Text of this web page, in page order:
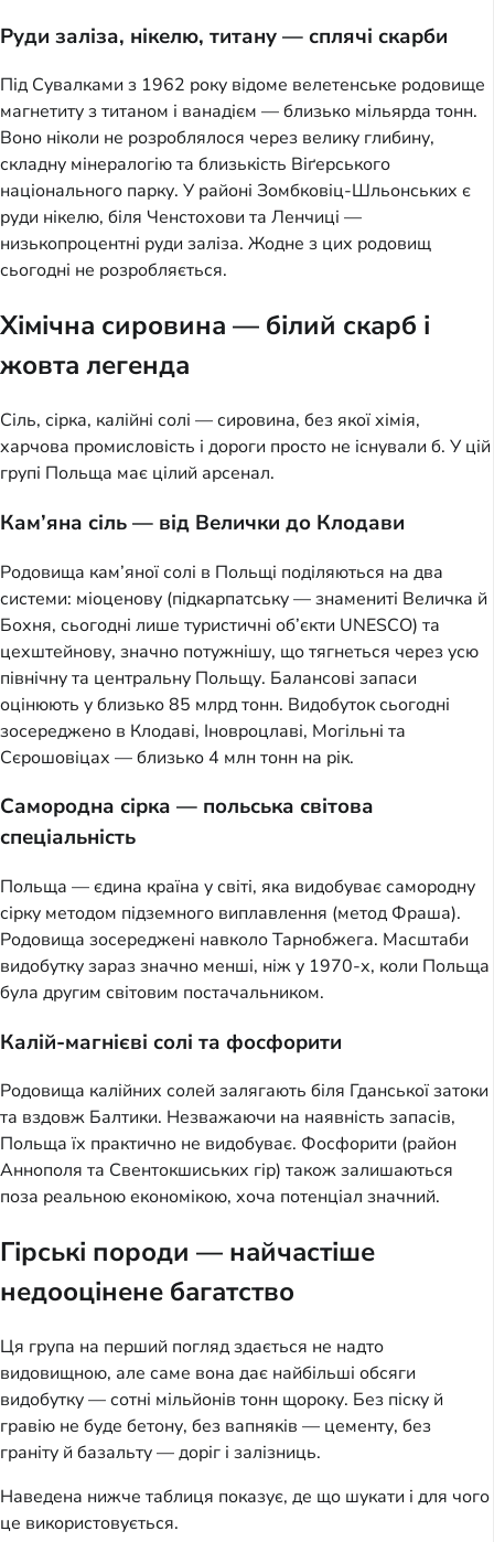
Руди заліза, нікелю, титану — сплячі скарби
Під Сувалками з 1962 року відоме велетенське родовище
магнетиту з титаном і ванадієм — близько мільярда тонн.
Воно ніколи не розроблялося через велику глибину,
складну мінералогію та близькість Віґерського
національного парку. У районі Зомбковіц-Шльонських є
руди нікелю, біля Ченстохови та Ленчиці —
низькопроцентні руди заліза. Жодне з цих родовищ
сьогодні не розробляється.
Хімічна сировина — білий скарб і
жовта легенда
Сіль, сірка, калійні солі — сировина, без якої хімія,
харчова промисловість і дороги просто не існували б. У цій
групі Польща має цілий арсенал.
Кам’яна сіль — від Велички до Клодави
Родовища кам’яної солі в Польщі поділяються на два
системи: міоценову (підкарпатську — знамениті Величка й
Бохня, сьогодні лише туристичні об’єкти UNESCO) та
цехштейнову, значно потужнішу, що тягнеться через усю
північну та центральну Польщу. Балансові запаси
оцінюють у близько 85 млрд тонн. Видобуток сьогодні
зосереджено в Клодаві, Іновроцлаві, Могільні та
Сєрошовіцах — близько 4 млн тонн на рік.
Самородна сірка — польська світова
спеціальність
Польща — єдина країна у світі, яка видобуває самородну
сірку методом підземного виплавлення (метод Фраша).
Родовища зосереджені навколо Тарнобжега. Масштаби
видобутку зараз значно менші, ніж у 1970-х, коли Польща
була другим світовим постачальником.
Калій-магнієві солі та фосфорити
Родовища калійних солей залягають біля Гданської затоки
та вздовж Балтики. Незважаючи на наявність запасів,
Польща їх практично не видобуває. Фосфорити (район
Аннополя та Свентокшиських гір) також залишаються
поза реальною економікою, хоча потенціал значний.
Гірські породи — найчастіше
недооцінене багатство
Ця група на перший погляд здається не надто
видовищною, але саме вона дає найбільші обсяги
видобутку — сотні мільйонів тонн щороку. Без піску й
гравію не буде бетону, без вапняків — цементу, без
граніту й базальту — доріг і залізниць.
Наведена нижче таблиця показує, де що шукати і для чого
це використовується.